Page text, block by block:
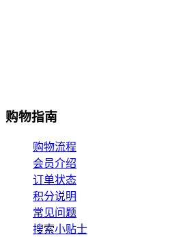
购物指南
购物流程
会员介绍
订单状态
积分说明
常见问题
搜索小贴士